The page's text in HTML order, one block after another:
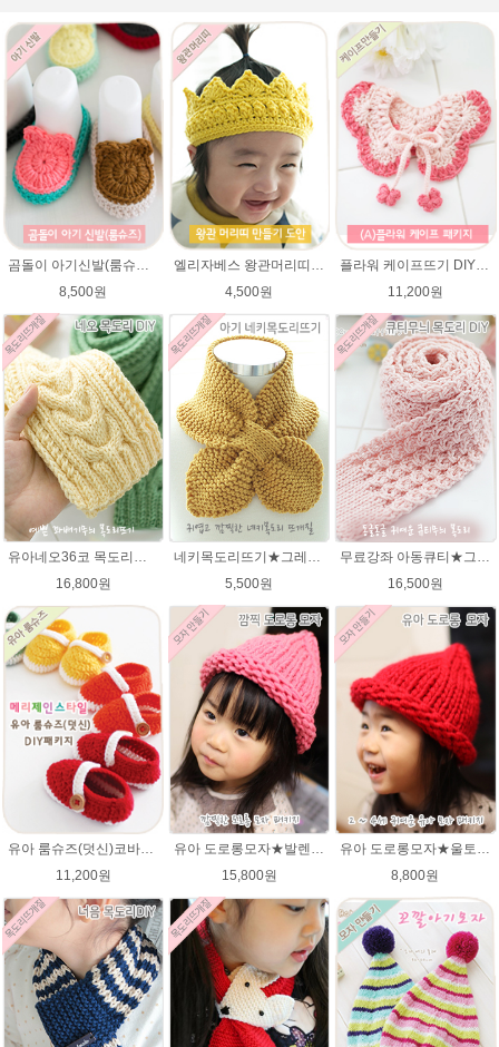
곰돌이 아기신발(룸슈즈)★45울라인 뜨개실 코바늘뜨기 태교뜨개질 손뜨개
8,500원
엘리자베스 왕관머리띠★45울라인 태교뜨개질 손뜨개
4,500원
플라워 케이프뜨기 DIY패키지 ★에이미울 뜨개실2타래+무료도안) / 손뜨개케이프 / 베이비 케이프 / 아기 케이프
11,200원
유아네오36코 목도리뜨기★에이미울/유아목도리/아기목도리뜨개질
16,800원
네키목도리뜨기★그레이스메리노울 미니목도리뜨기
5,500원
무료강좌 아동큐티★그레이스메리노울 뜨개실 유아목도리뜨기 뜨개질
16,500원
유아 룸슈즈(덧신)코바늘뜨기 태교 취미뜨개질 뜨게질 에이미울 뜨개실
11,200원
15,800원
8,800원